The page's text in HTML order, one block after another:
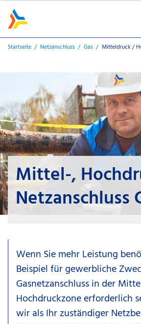
Startseite Netzanschluss Gas Mitteldruck /
Mittel-,
Netzanschluss
Wenn Sie mehr Leistung
Beispiel für gewerbliche
Gasnetzanschluss in der
Hochdruckzone erforderlich
wir als Ihr zuständiger